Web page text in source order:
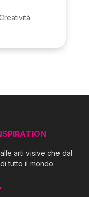
arti visive che dal
tutto il mondo.